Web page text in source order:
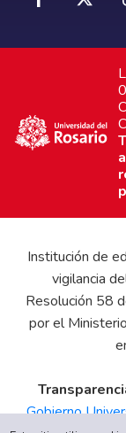
Institución de
vigilancia
Resolución 58
por el
Gobierno